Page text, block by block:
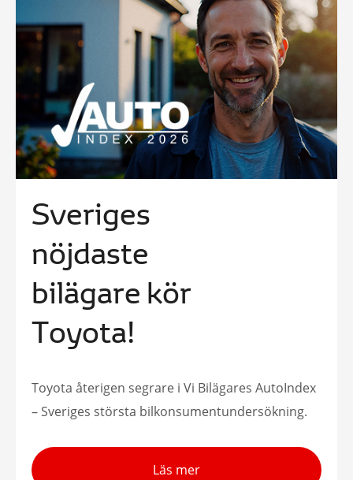
Sveriges
nöjdaste
bilägare kör
Toyota!
Toyota återigen segrare i Vi Bilägares AutoIndex
– Sveriges största bilkonsumentundersökning.
Läs mer